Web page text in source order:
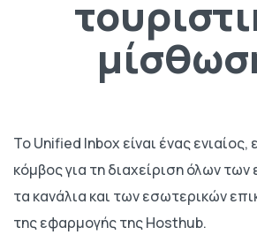
Το Unified Inbox είναι ένας
κόμβος για τη διαχείριση όλων
τα κανάλια και των εσωτερικών
της εφαρμογής της Hosthub.